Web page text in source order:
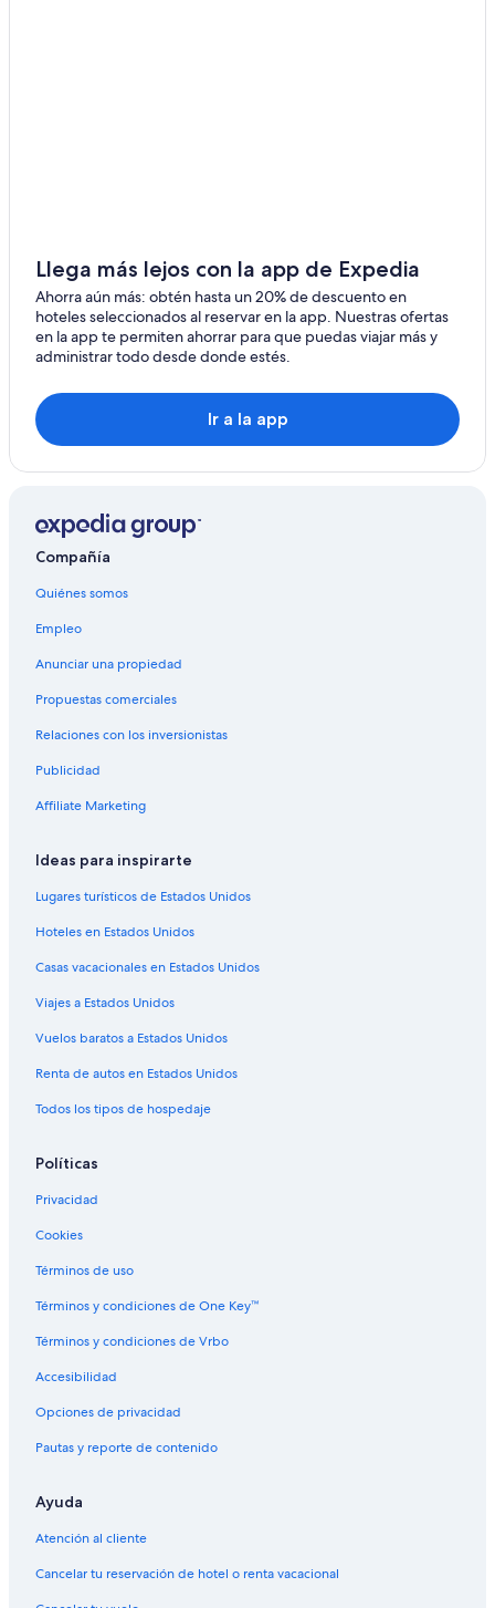
Hoteles en Waupun
Casas vacacionales en Fox Lake
Villas en Fox Lake
Hoteles 3 estrellas en Ladoga
Hoteles 4 estrellas en Ladoga
Hoteles en la playa en Ladoga
Moteles en Dexter
Hoteles con desayuno incluido en Ripon
Hoteles que aceptan mascotas en Ripon
Hoteles en Ripon
Resorts en Black Wolf
Hoteles cerca de Ford Festival Park
Hoteles en Markesan
Apart-Hoteles en Berlín
B&B en Berlín
Hoteles históricos en Berlín
Hoteles con desayuno incluido en Berlín
Casas de campo en Fond du Lac
Hilton Hotels en Fond du Lac
Hoteles con alberca en Fond du Lac
Llega más lejos con la app de Expedia
Ahorra aún más: obtén hasta un 20% de descuento en
hoteles seleccionados al reservar en la app. Nuestras ofertas
en la app te permiten ahorrar para que puedas viajar más y
administrar todo desde donde estés.
Ir a la app
Compañía
Quiénes somos
Empleo
Anunciar una propiedad
Propuestas comerciales
Relaciones con los inversionistas
Publicidad
Affiliate Marketing
Ideas para inspirarte
Lugares turísticos de Estados Unidos
Hoteles en Estados Unidos
Casas vacacionales en Estados Unidos
Viajes a Estados Unidos
Vuelos baratos a Estados Unidos
Renta de autos en Estados Unidos
Todos los tipos de hospedaje
Políticas
Privacidad
Cookies
Términos de uso
Términos y condiciones de One Key™
Términos y condiciones de Vrbo
Accesibilidad
Opciones de privacidad
Pautas y reporte de contenido
Ayuda
Atención al cliente
Cancelar tu reservación de hotel o renta vacacional